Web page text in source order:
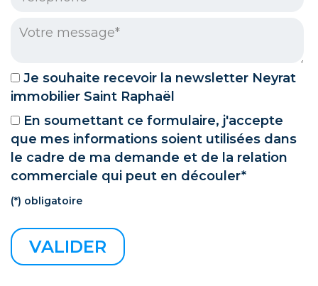
Votre message* :
Je souhaite recevoir la newsletter Neyrat
immobilier Saint Raphaël
En soumettant ce formulaire, j'accepte
que mes informations soient utilisées dans
le cadre de ma demande et de la relation
commerciale qui peut en découler*
(*) obligatoire